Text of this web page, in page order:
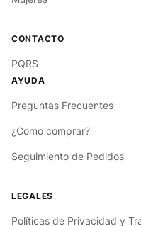
PQRS
Preguntas Frecuentes
¿Como comprar?
Seguimiento de Pedidos
Políticas de Privacidad y